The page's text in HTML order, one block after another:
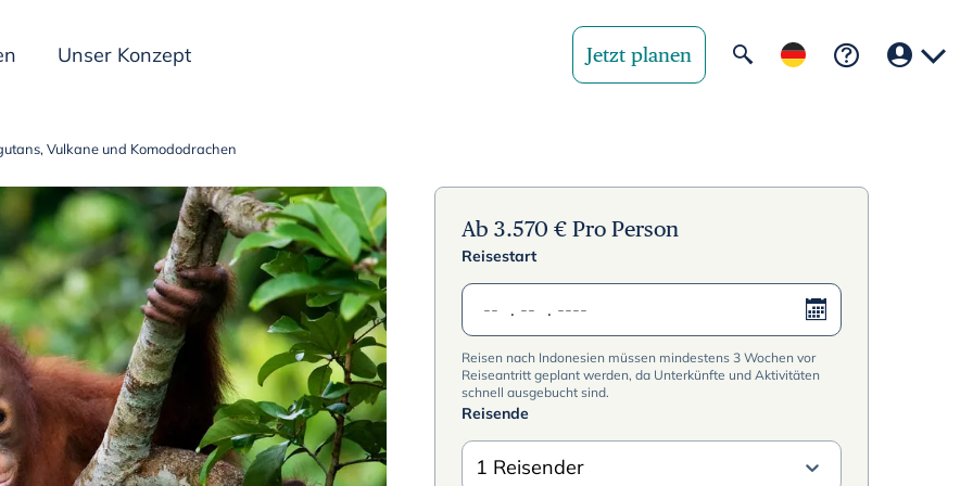
Inspiration
Unser Konzept Jetzt planen
Vulkane und Komododrachen
Ab 3.570 € Pro Person
Reisestart
. .
Reisen nach Indonesien müssen mindestens 3 Wochen vor
Reiseantritt geplant werden, da Unterkünfte und Aktivitäten
schnell ausgebucht sind.
Reisende
1 Reisender